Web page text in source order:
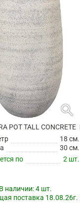
search
POT TALL CONCRETE
18 см.
30 см.
по
2 шт.
наличии:4 шт.
поставка 18.08.26г.